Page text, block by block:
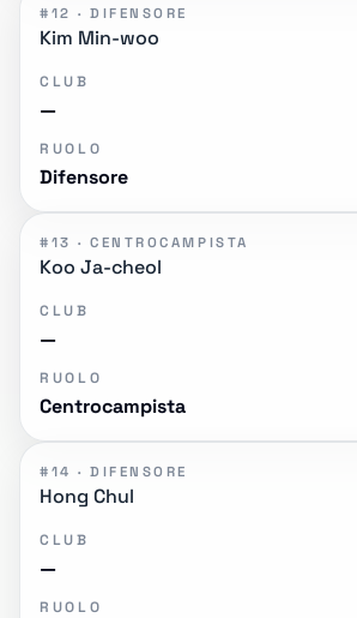
#12 · DIFENSORE
Kim Min-woo
CLUB
—
RUOLO
Difensore
#13 · CENTROCAMPISTA
Koo Ja-cheol
CLUB
—
RUOLO
Centrocampista
#14 · DIFENSORE
Hong Chul
CLUB
—
RUOLO